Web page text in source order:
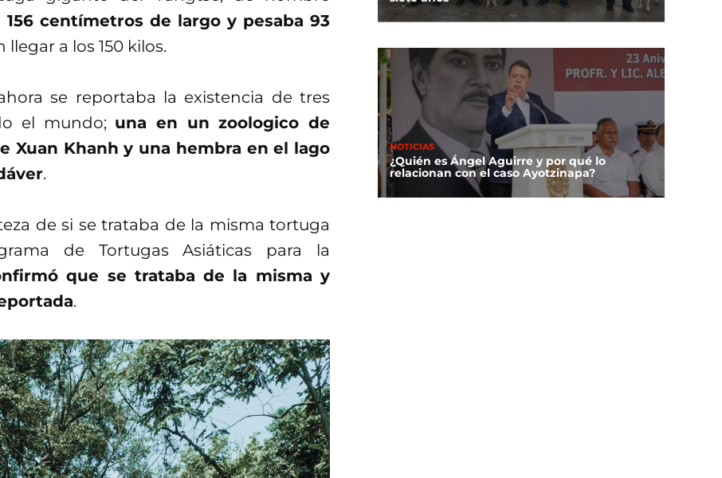
156 centímetros de largo y pesaba 93
a los 150 kilos.
se reportaba la existencia de tres
el mundo; una en un zoologico de
Xuan Khanh y una hembra en el lago
.
de si se trataba de la misma tortuga
de Tortugas Asiáticas para la
que se trataba de la misma y
.
NOTICIAS
¿Quién es Ángel Aguirre y por qué lo
relacionan con el caso Ayotzinapa?